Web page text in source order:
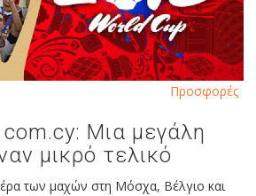
Μια μεγάλη
μικρό τελικό
των μαχών στη Μόσχα, Βέλγιο και
Προσφορές